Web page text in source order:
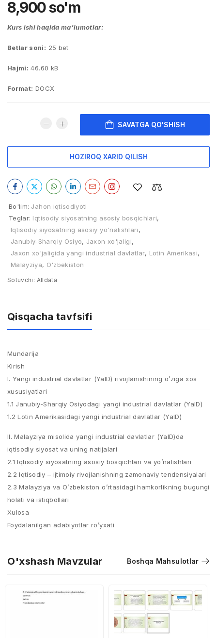
8,900so'm
Kurs ishi haqida ma’lumotlar:
Betlar soni: 25 bet
Hajmi: 46.60 kB
Format: DOCX
SAVATGA QO'SHISH
HOZIROQ XARID QILISH
Bo'lim: Jahon iqtisodiyoti
Teglar: Iqtisodiy siyosatning asosiy bosqichlari,
Iqtisodiy siyosatning asosiy yo'nalishlari,
Janubiy-Sharqiy Osiyo, Jaxon xo'jaligi,
Jaxon xo'jaligida yangi industrial davlatlar, Lotin Amerikasi,
Malayziya, O'zbekiston
Sotuvchi: Alldata
Qisqacha tavfsifi
Mundarija
Kirish
I. Yangi industrial davlatlar (YaID) rivojlanishining o’ziga xos
xususiyatlari
1.1 Janubiy-Sharqiy Osiyodagi yangi industrial davlatlar (YaID)
1.2 Lotin Amerikasidagi yangi industrial davlatlar (YaID)
II. Malayziya misolida yangi industrial davlatlar (YaID)da
iqtisodiy siyosat va uning natijalari
2.1 Iqtisodiy siyosatning asosiy bosqichlari va yo’nalishlari
2.2 Iqtisodiy – ijtimoiy rivojlanishning zamonaviy tendensiyalari
2.3 Malayziya va O’zbekiston o’rtasidagi hamkorlikning bugungi
holati va istiqbollari
Xulosa
Foydalanilgan adabiyotlar ro’yxati
O'xshash Mavzular Boshqa Mahsulotlar